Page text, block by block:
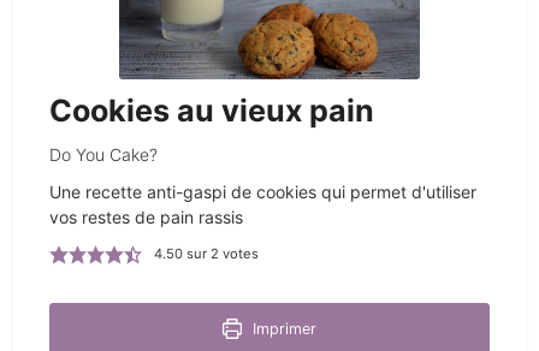
Cookies au vieux pain
Do You Cake?
Une recette anti-gaspi de cookies qui permet d'utiliser
vos restes de pain rassis
4.50 sur 2 votes
Imprimer